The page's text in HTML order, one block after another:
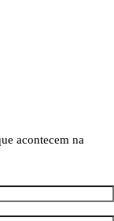
acontecem na